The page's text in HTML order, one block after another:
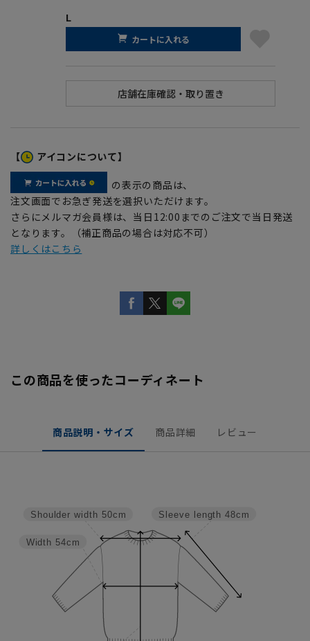
L
カートに入れる
【 アイコンについて】
の表示の商品は、
注文画面でお急ぎ発送を選択いただけます。
さらにメルマガ会員様は、当日12:00までのご注文で当日発送
となります。（補正商品の場合は対応不可）
詳しくはこちら
この商品を使ったコーディネート
商品説明・サイズ 商品詳細 レビュー
Sleeve length 48cm
Width 54cm
Shoulder width 50cm